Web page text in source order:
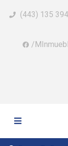
(443) 135
/